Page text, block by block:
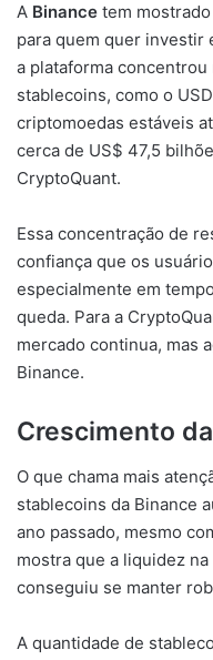
A Binance tem
para quem quer investir
a plataforma concentrou
stablecoins, como o
criptomoedas estáveis
cerca de US$ 47,5
CryptoQuant.
Essa concentração de
confiança que os
especialmente em
queda. Para a
mercado continua, mas
Binance.
Crescimento
O que chama mais
stablecoins da Binance
ano passado, mesmo
mostra que a liquidez
conseguiu se manter
A quantidade de